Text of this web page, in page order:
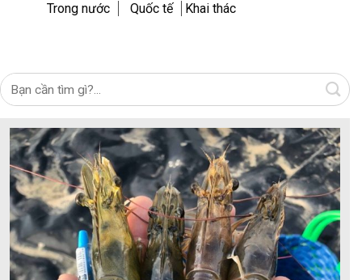
Trong nước Quốc tế Khai thác